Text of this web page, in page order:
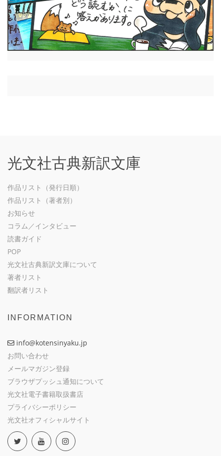
光文社古典新訳文庫
作品リスト（発行日順）
作品リスト（著者別）
お知らせ
コラム／インタビュー
読書ガイド
POP
光文社古典新訳文庫について
著者リスト
翻訳者リスト
INFORMATION
info@kotensinyaku.jp
お問い合わせ
メールマガジン登録
ブラウザプッシュ通知について
光文社電子書籍取扱書店
プライバシーポリシー
光文社オフィシャルサイト